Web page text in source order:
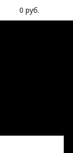
0 руб.